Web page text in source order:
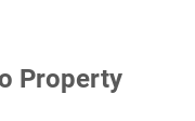
Property